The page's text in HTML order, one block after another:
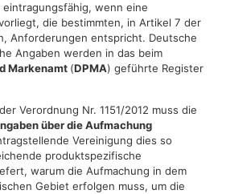
wenn eine
die bestimmten, in Artikel 7 der
Anforderungen entspricht. Deutsche
Angaben werden in das beim
Markenamt (DPMA) geführte Register
Verordnung Nr. 1151/2012 muss die
über die Aufmachung
Vereinigung dies so
produktspezifische
warum die Aufmachung in dem
Gebiet erfolgen muss, um die